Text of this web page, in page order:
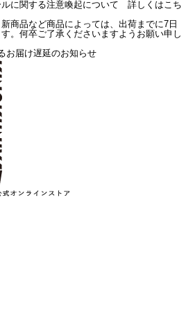
ルに関する注意喚起について 詳しくはこち
商品など商品によっては、出荷までに7日
。何卒ご了承くださいますようお願い申し
お届け遅延のお知らせ